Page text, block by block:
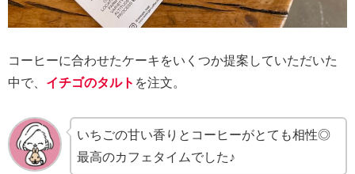
コーヒーに合わせたケーキをいくつか提案していただいた
中で、 イチゴのタルト を注文。
いちごの甘い香りとコーヒーがとても相性◎
最高のカフェタイムでした♪